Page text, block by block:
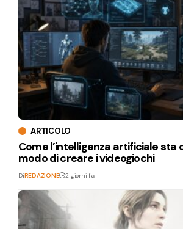
ARTICOLO
Come l’intelligenza artificiale sta
modo di creare i videogiochi
DiREDAZIONE 2 giorni fa